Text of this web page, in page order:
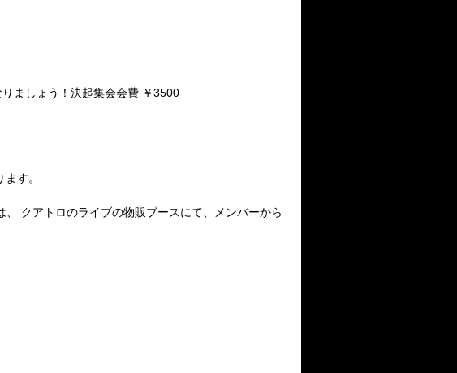
ましょう！決起集会会費 ￥3500
す。
クアトロのライブの物販ブースにて、メンバーから